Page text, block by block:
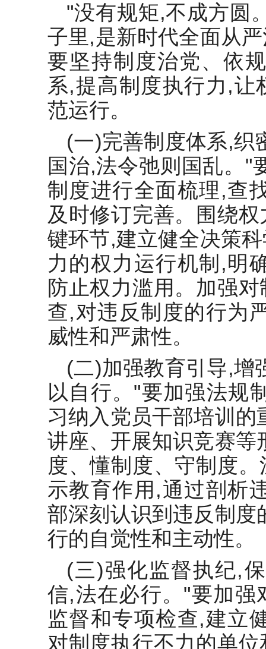
"没有规矩,不成方圆
子里,是新时代全面从
要坚持制度治党、依
系,提高制度执行力,让
范运行。
(一)完善制度体系,织
国治,法令弛则国乱。"
制度进行全面梳理,查
及时修订完善。围绕
键环节,建立健全决策
力的权力运行机制,明
防止权力滥用。加强
查,对违反制度的行为
威性和严肃性。
(二)加强教育引导,增
以自行。"要加强法规
习纳入党员干部培训
讲座、开展知识竞赛等
度、懂制度、守制度
示教育作用,通过剖析
部深刻认识到违反制度
行的自觉性和主动性。
(三)强化监督执纪,
信,法在必行。"要加强
监督和专项检查,建立
对制度执行不力的单